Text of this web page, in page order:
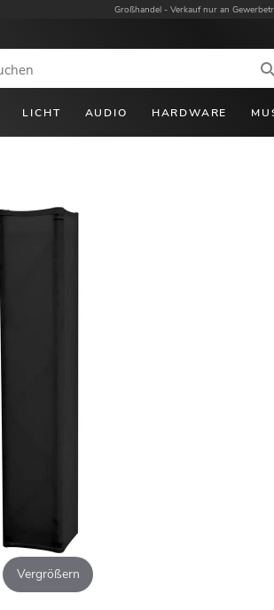
Großhandel - Verkauf nur an
LICHT AUDIO HARDWARE
Vergrößern